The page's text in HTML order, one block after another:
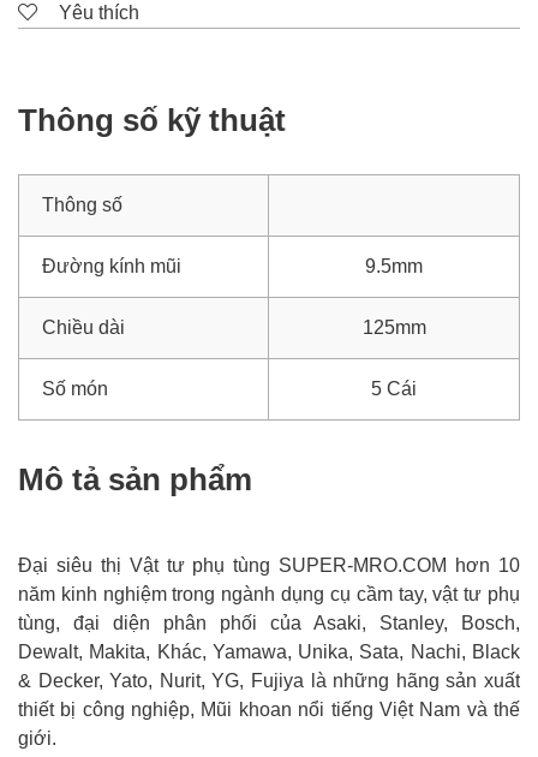
Yêu thích
Thông số kỹ thuật
Thông số
Đường kính mũi 9.5mm
Chiều dài 125mm
Số món 5 Cái
Mô tả sản phẩm
Đại siêu thị Vật tư phụ tùng SUPER-MRO.COM hơn 10
năm kinh nghiệm trong ngành dụng cụ cầm tay, vật tư phụ
tùng, đại diện phân phối của Asaki, Stanley, Bosch,
Dewalt, Makita, Khác, Yamawa, Unika, Sata, Nachi, Black
& Decker, Yato, Nurit, YG, Fujiya là những hãng sản xuất
thiết bị công nghiệp, Mũi khoan nổi tiếng Việt Nam và thế
giới.